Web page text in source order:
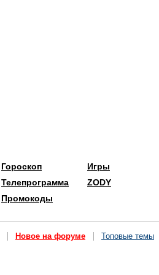
Гороскоп
Телепрограмма
Промокоды
Игры
ZODY
Новое на форуме Топовые темы